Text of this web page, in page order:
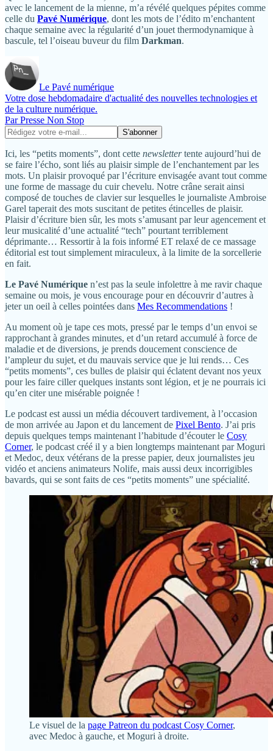
avec le lancement de la mienne, m’a révélé quelques pépites comme
celle du Pavé Numérique, dont les mots de l’édito m’enchantent
chaque semaine avec la régularité d’un jouet thermodynamique à
bascule, tel l’oiseau buveur du film Darkman.
Le Pavé numérique
Votre dose hebdomadaire d'actualité des nouvelles technologies et
de la culture numérique.
Par Presse Non Stop
Ici, les “petits moments”, dont cette newslettertente aujourd’hui de
se faire l’écho, sont liés au plaisir simple de l’enchantement par les
mots. Un plaisir provoqué par l’écriture envisagée avant tout comme
une forme de massage du cuir chevelu. Notre crâne serait ainsi
composé de touches de clavier sur lesquelles le journaliste Ambroise
Garel taperait des mots suscitant de petites étincelles de plaisir.
Plaisir d’écriture bien sûr, les mots s’amusant par leur agencement et
leur musicalité d’une actualité “tech” pourtant terriblement
déprimante… Ressortir à la fois informé ET relaxé de ce massage
éditorial est tout simplement miraculeux, à la limite de la sorcellerie
en fait.
Le Pavé Numérique n’est pas la seule infolettre à me ravir chaque
semaine ou mois, je vous encourage pour en découvrir d’autres à
jeter un oeil à celles pointées dans Mes Recommendations !
Au moment où je tape ces mots, pressé par le temps d’un envoi se
rapprochant à grandes minutes, et d’un retard accumulé à force de
maladie et de diversions, je prends doucement conscience de
l’ampleur du sujet, et du mauvais service que je lui rends… Ces
“petits moments”, ces bulles de plaisir qui éclatent devant nos yeux
pour les faire ciller quelques instants sont légion, et je ne pourrais ici
qu’en citer une misérable poignée !
Le podcast est aussi un média découvert tardivement, à l’occasion
de mon arrivée au Japon et du lancement de Pixel Bento. J’ai pris
depuis quelques temps maintenant l’habitude d’écouter le Cosy
Corner, le podcast créé il y a bien longtemps maintenant par Moguri
et Medoc, deux vétérans de la presse papier, deux journalistes jeu
vidéo et anciens animateurs Nolife, mais aussi deux incorrigibles
bavards, qui se sont faits de ces “petits moments” une spécialité.
Le visuel de la page Patreon du podcast Cosy Corner,
avec Medoc à gauche, et Moguri à droite.